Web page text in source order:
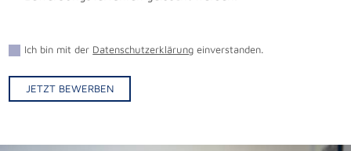
Ich bin mit der Datenschutzerklärung einverstanden.
JETZT BEWERBEN